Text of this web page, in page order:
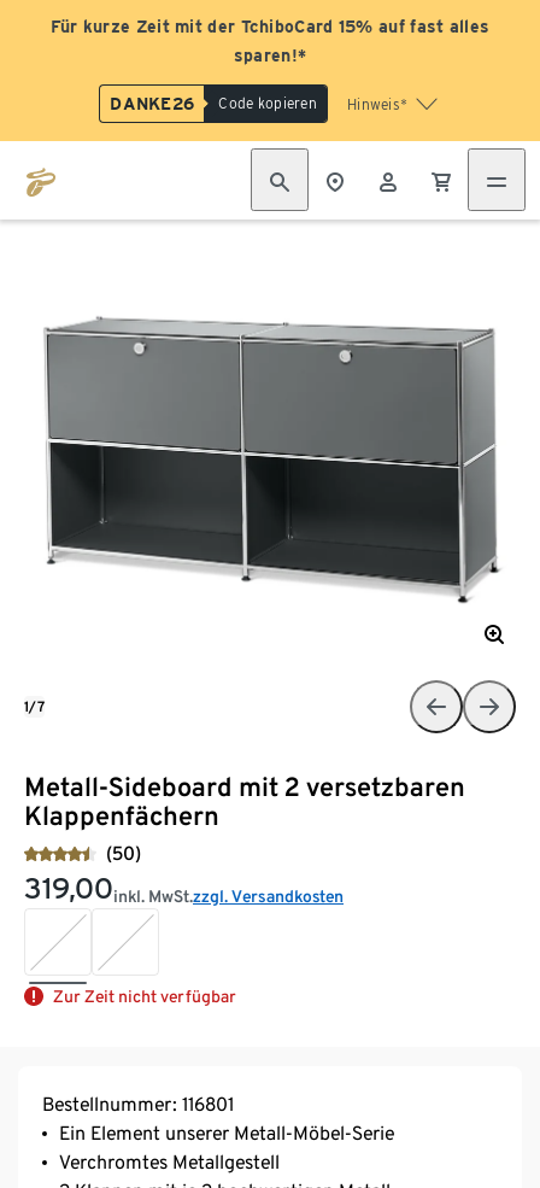
Für kurze Zeit mit der TchiboCard 15% auf fast alles
sparen!*
DANKE26 Code kopieren Hinweis*
Metall-Sideboard mit 2 versetzbaren
Klappenfächern
(50)
319,00inkl. MwSt.zzgl. Versandkosten
Zur Zeit nicht verfügbar
1/7
Bestellnummer: 116801
Ein Element unserer Metall-Möbel-Serie
Verchromtes Metallgestell